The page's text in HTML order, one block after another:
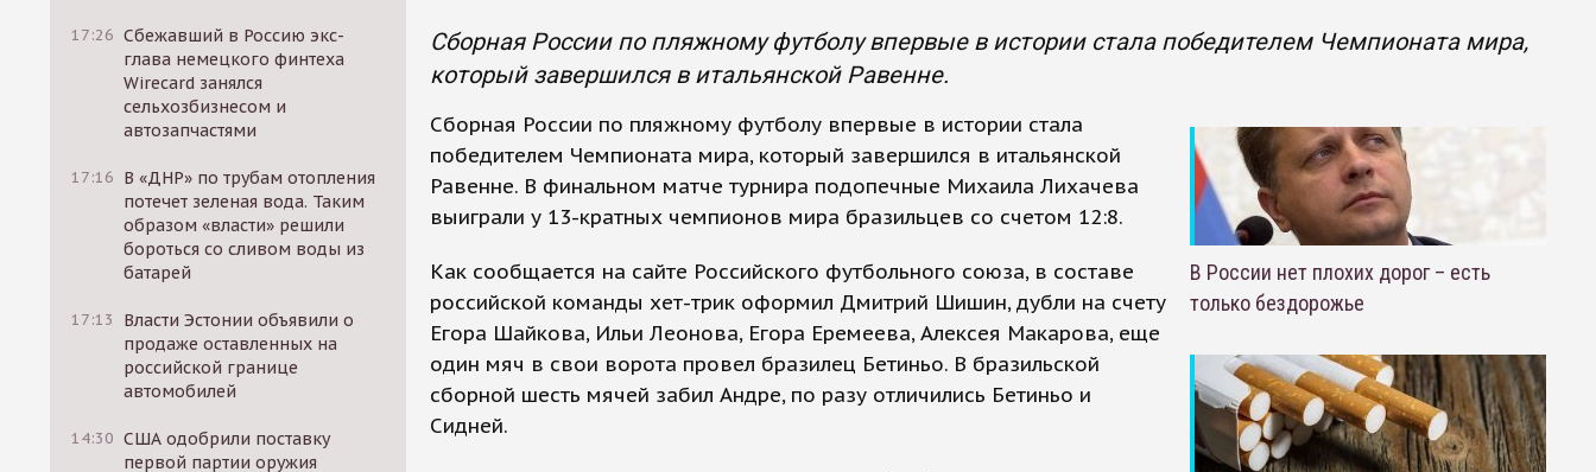
17:26 Сбежавший в Россию экс-
глава немецкого финтеха
Wirecard занялся
сельхозбизнесом и
автозапчастями
17:16 В «ДНР» по трубам отопления
потечет зеленая вода. Таким
образом «власти» решили
бороться со сливом воды из
батарей
17:13
Власти Эстонии объявили о
продаже оставленных на
российской границе
автомобилей
14:30 США одобрили поставку
первой партии оружия
Сборная России по пляжному футболу впервые в истории стала победителем Чемпионата мира,
который завершился в итальянской Равенне.
Сборная России по пляжному футболу впервые в истории стала
победителем Чемпионата мира, который завершился в итальянской
Равенне. В финальном матче турнира подопечные Михаила Лихачева
выиграли у 13-кратных чемпионов мира бразильцев со счетом 12:8.
Как сообщается на сайте Российского футбольного союза, в составе
российской команды хет-трик оформил Дмитрий Шишин, дубли на счету
Егора Шайкова, Ильи Леонова, Егора Еремеева, Алексея Макарова, еще
один мяч в свои ворота провел бразилец Бетиньо. В бразильской
сборной шесть мячей забил Андре, по разу отличились Бетиньо и
Сидней.
В России нет плохих дорог – есть
только бездорожье